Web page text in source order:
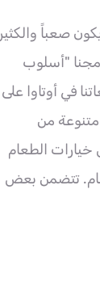
صعباً والكثير
"أسلوب
في أوتاوا على
من
خيارات الطعام
عام. تتضمن بعض